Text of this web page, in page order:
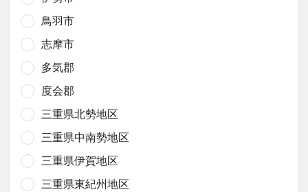
鳥羽市
志摩市
多気郡
度会郡
三重県北勢地区
三重県中南勢地区
三重県伊賀地区
三重県東紀州地区